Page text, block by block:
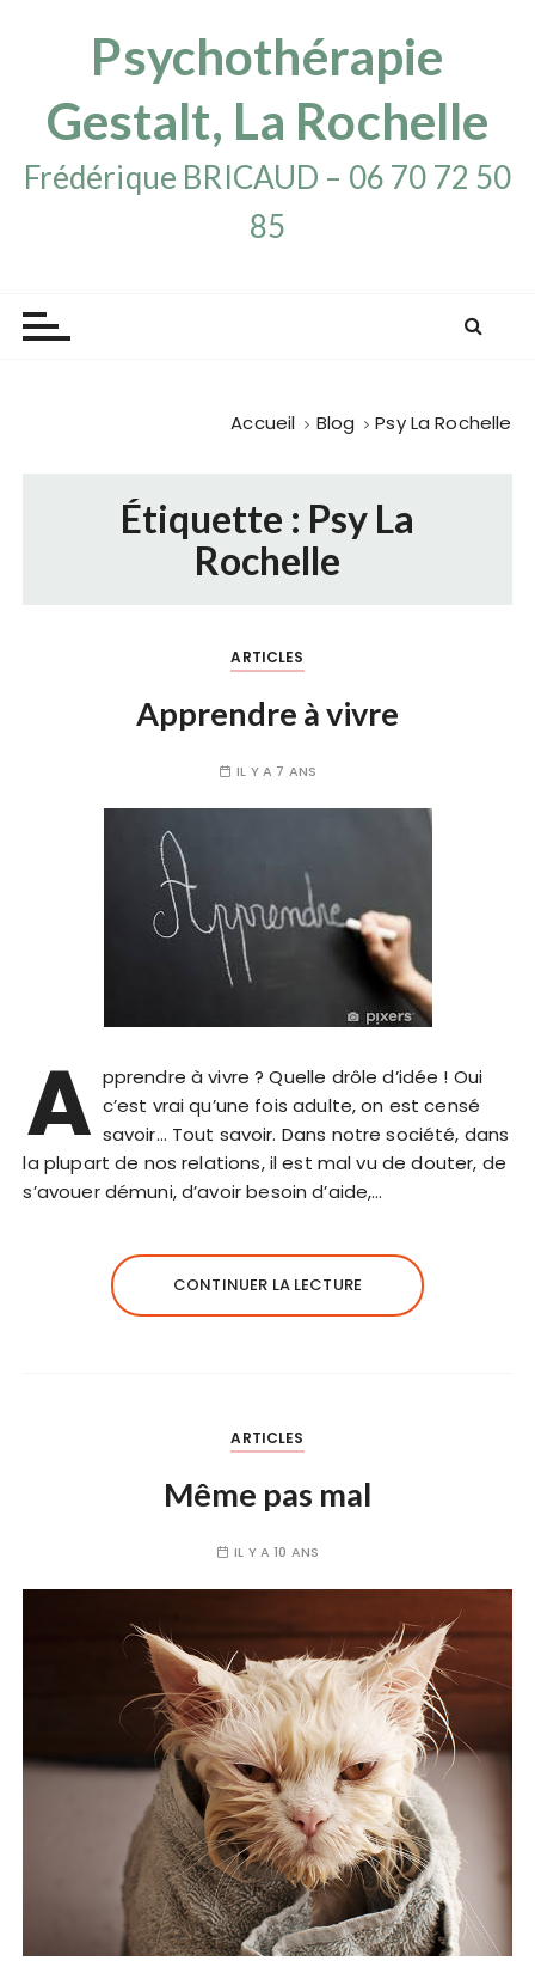
Psychothérapie
Gestalt, La Rochelle
Frédérique BRICAUD – 06 70 72 50
85
Accueil Blog Psy La Rochelle
Étiquette : Psy La
Rochelle
ARTICLES
Apprendre à vivre
IL Y A 7 ANS
A pprendre à vivre ? Quelle drôle d’idée ! Oui
c’est vrai qu’une fois adulte, on est censé
savoir… Tout savoir. Dans notre société, dans
la plupart de nos relations, il est mal vu de douter, de
s’avouer démuni, d’avoir besoin d’aide,…
CONTINUER LA LECTURE
ARTICLES
Même pas mal
IL Y A 10 ANS